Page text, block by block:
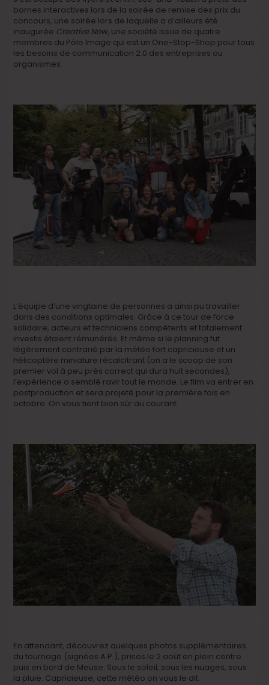
bornes interactives lors de la soirée de remise des prix du
concours, une soirée lors de laquelle a d’ailleurs été
inaugurée Creative Now, une société issue de quatre
membres du Pôle Image qui est un One-Stop-Shop pour tous
les besoins de communication 2.0 des entreprises ou
organismes.
L’équipe d’une vingtaine de personnes a ainsi pu travailler
dans des conditions optimales. Grâce à ce tour de force
solidaire, acteurs et techniciens compétents et totalement
investis étaient rémunérés. Et même si le planning fut
légèrement contrarié par la météo fort capricieuse et un
hélicoptère miniature récalcitrant (on a le scoop de son
premier vol à peu près correct qui dura huit secondes),
l’expérience a semblé ravir tout le monde. Le film va entrer en
postproduction et sera projeté pour la première fois en
octobre. On vous tient bien sûr au courant.
En attendant, découvrez quelques photos supplémentaires
du tournage (signées A.P.), prises le 2 août en plein centre
puis en bord de Meuse. Sous le soleil, sous les nuages, sous
la pluie. Capricieuse, cette météo on vous le dit.